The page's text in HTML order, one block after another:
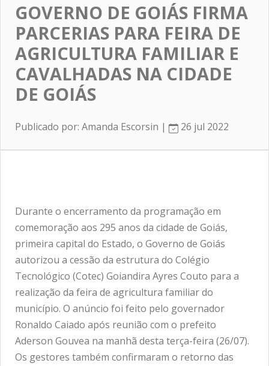
GOVERNO DE GOIÁS FIRMA
PARCERIAS PARA FEIRA DE
AGRICULTURA FAMILIAR E
CAVALHADAS NA CIDADE
DE GOIÁS
Publicado por: Amanda Escorsin | 26 jul 2022
Durante o encerramento da programação em
comemoração aos 295 anos da cidade de Goiás,
primeira capital do Estado, o Governo de Goiás
autorizou a cessão da estrutura do Colégio
Tecnológico (Cotec) Goiandira Ayres Couto para a
realização da feira de agricultura familiar do
município. O anúncio foi feito pelo governador
Ronaldo Caiado após reunião com o prefeito
Aderson Gouvea na manhã desta terça-feira (26/07).
Os gestores também confirmaram o retorno das